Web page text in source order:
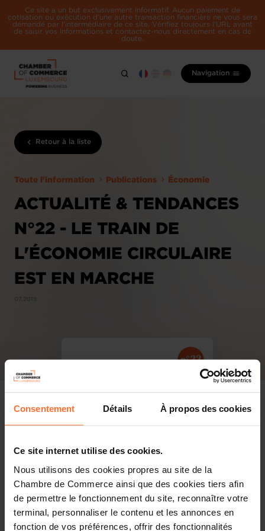
Consentement Détails À propos des cookies
Ce site internet utilise des cookies.
Nous utilisons des cookies propres au site de la
Chambre de Commerce ainsi que des cookies tiers afin
de permettre le fonctionnement du site, reconnaître votre
terminal, personnaliser le contenu et les annonces en
fonction de vos préférences, offrir des fonctionnalités
Ce site a un but exclusivement informatif. Aucun paiement de
cotisation ou exécution d'une autre transaction financière ne vous sera
demandé par l'intermédiaire de ce site. Vérifiez toujours l'URL avant
de saisir vos informations et contactez-nous directement en cas de
doute.
Navigation
Retour à la liste
Toute l'information Publications Économie
ACTUALITÉ & TENDANCES
N°22 - LE TRAIN DE
L'ÉCONOMIE CIRCULAIRE
EST EN MARCHE